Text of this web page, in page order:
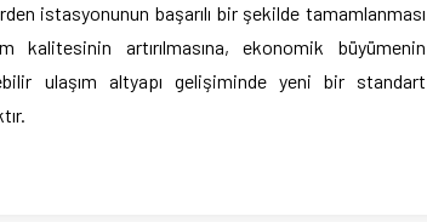
istasyonunun başarılı bir şekilde tamamlanması
artırılmasına, ekonomik büyümenin
ulaşım altyapı gelişiminde yeni bir standart